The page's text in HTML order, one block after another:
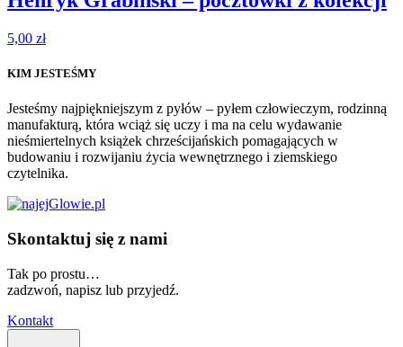
5,00 zł
KIM JESTEŚMY
Jesteśmy najpiękniejszym z pyłów – pyłem człowieczym, rodzinną
manufakturą, która wciąż się uczy i ma na celu wydawanie
nieśmiertelnych książek chrześcijańskich pomagających w
budowaniu i rozwijaniu życia wewnętrznego i ziemskiego
czytelnika.
Skontaktuj się z nami
Tak po prostu…
zadzwoń, napisz lub przyjedź.
Kontakt